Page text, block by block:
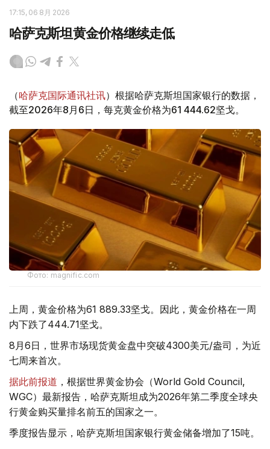
17:15, 06 8月 2026
哈萨克斯坦黄金价格继续走低
（哈萨克国际通讯社讯）根据哈萨克斯坦国家银行的数据，
截至2026年8月6日，每克黄金价格为61 444.62坚戈。
Фото: magnific.com
上周，黄金价格为61 889.33坚戈。因此，黄金价格在一周
内下跌了444.71坚戈。
8月6日，世界市场现货黄金盘中突破4300美元/盎司，为近
七周来首次。
据此前报道 ，根据世界黄金协会（World Gold Council,
WGC）最新报告，哈萨克斯坦成为2026年第二季度全球央
行黄金购买量排名前五的国家之一。
季度报告显示，哈萨克斯坦国家银行黄金储备增加了15吨。